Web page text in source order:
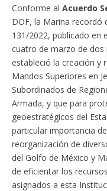
Conforme al Acuerdo
DOF, la Marina recordó
131/2022, publicado en
cuatro de marzo de
estableció la creación y
Mandos Superiores en
Subordinados de
Armada, y que para
geoestratégicos del
particular importancia
reorganización de
del Golfo de México y
de eficientar los
asignados a esta